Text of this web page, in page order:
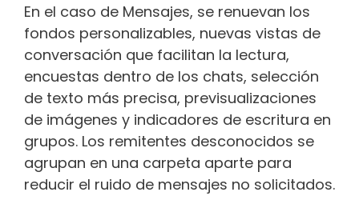
En el caso de Mensajes, se renuevan los
fondos personalizables, nuevas vistas de
conversación que facilitan la lectura,
encuestas dentro de los chats, selección
de texto más precisa, previsualizaciones
de imágenes y indicadores de escritura en
grupos. Los remitentes desconocidos se
agrupan en una carpeta aparte para
reducir el ruido de mensajes no solicitados.